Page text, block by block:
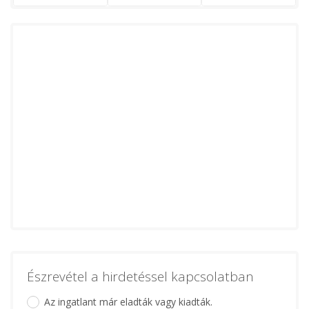
Észrevétel a hirdetéssel kapcsolatban
Az ingatlant már eladták vagy kiadták.